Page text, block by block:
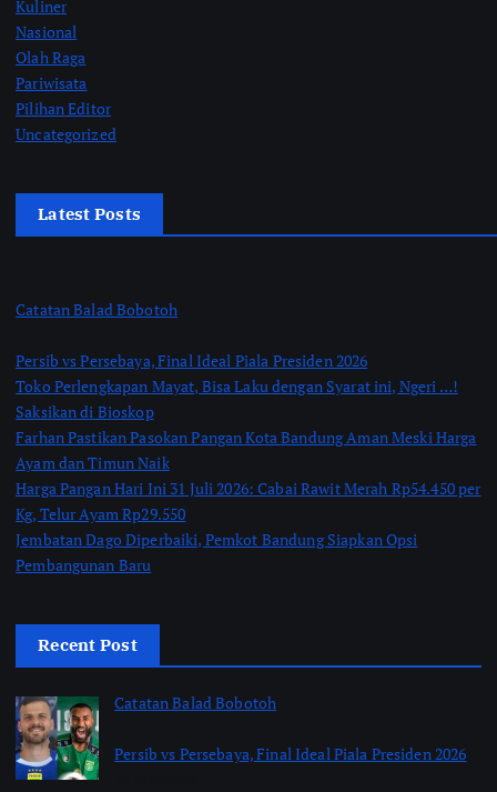
Kuliner
Nasional
Olah Raga
Pariwisata
Pilihan Editor
Uncategorized
Latest Posts
Catatan Balad Bobotoh
Persib vs Persebaya, Final Ideal Piala Presiden 2026
Toko Perlengkapan Mayat, Bisa Laku dengan Syarat ini, Ngeri …!
Saksikan di Bioskop
Farhan Pastikan Pasokan Pangan Kota Bandung Aman Meski Harga
Ayam dan Timun Naik
Harga Pangan Hari Ini 31 Juli 2026: Cabai Rawit Merah Rp54.450 per
Kg, Telur Ayam Rp29.550
Jembatan Dago Diperbaiki, Pemkot Bandung Siapkan Opsi
Pembangunan Baru
Recent Post
Catatan Balad Bobotoh
Persib vs Persebaya, Final Ideal Piala Presiden 2026